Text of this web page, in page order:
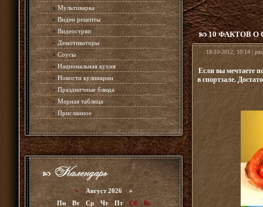
» Мультиварка
» Видео рецепты
» Видеостряп
» Демотиваторы
» Соусы
» Национальная кухня
» Новости кулинарии
» Праздничные блюда
» Мерная таблица
» Присланное
« Август 2026 »
Пн
Вт Ср Чт Пт Сб
Вс
10 ФАКТОВ
18-10-2012, 10:14 |
Если вы мечтаете
в спортзале.